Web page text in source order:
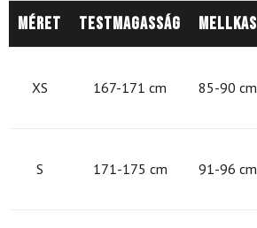
Méret Testmagasság Mellkas
XS 167-171 cm 85-90 cm
S 171-175 cm 91-96 cm